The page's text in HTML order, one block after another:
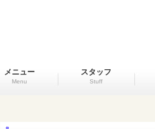
メニュー
Menu
スタッフ
Stuff